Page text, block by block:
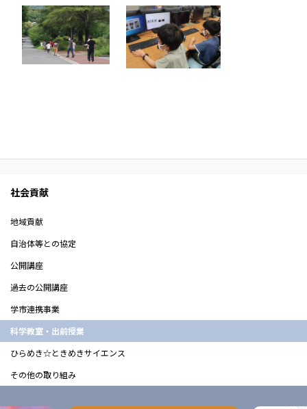
社会貢献
地域貢献
自治体等との協定
公開講座
過去の公開講座
学市連携事業
科学教室・出前授業
ひらめき☆ときめきサイエンス
その他の取り組み